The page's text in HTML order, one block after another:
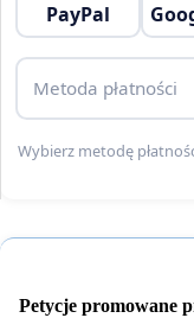
PayPal
Metoda płatności
Wybierz metodę
Petycje promowane